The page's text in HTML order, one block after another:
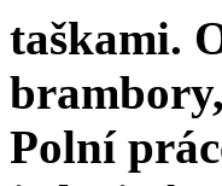
taškami.
Polní